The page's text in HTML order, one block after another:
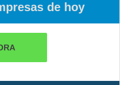
de hoy